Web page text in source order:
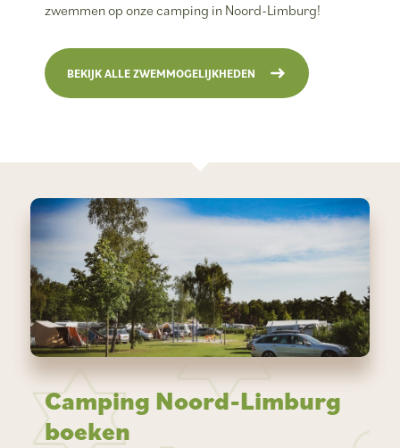
zwemmen op onze camping in Noord-Limburg!
BEKIJK ALLE ZWEMMOGELIJKHEDEN
Camping Noord-Limburg
boeken